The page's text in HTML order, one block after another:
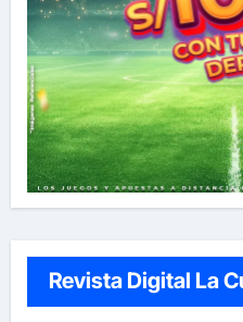
Revista Digital La